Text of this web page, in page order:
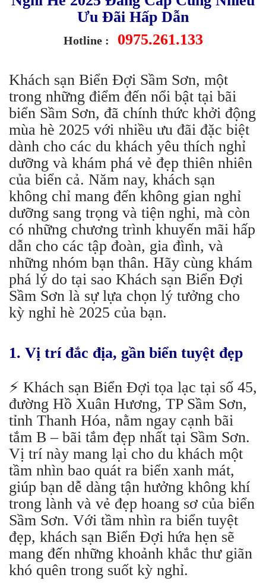
Ưu Đãi Hấp Dẫn
Hotline : 0975.261.133
Khách sạn Biển Đợi Sầm Sơn, một
trong những điểm đến nổi bật tại bãi
biển Sầm Sơn, đã chính thức khởi động
mùa hè 2025 với nhiều ưu đãi đặc biệt
dành cho các du khách yêu thích nghỉ
dưỡng và khám phá vẻ đẹp thiên nhiên
của biển cả. Năm nay, khách sạn
không chỉ mang đến không gian nghỉ
dưỡng sang trọng và tiện nghi, mà còn
có những chương trình khuyến mãi hấp
dẫn cho các tập đoàn, gia đình, và
những nhóm bạn thân. Hãy cùng khám
phá lý do tại sao Khách sạn Biển Đợi
Sầm Sơn là sự lựa chọn lý tưởng cho
kỳ nghỉ hè 2025 của bạn.
1. Vị trí đắc địa, gần biển tuyệt đẹp
⚡️ Khách sạn Biển Đợi tọa lạc tại số 45,
đường Hồ Xuân Hương, TP Sầm Sơn,
tỉnh Thanh Hóa, nằm ngay cạnh bãi
tắm B – bãi tắm đẹp nhất tại Sầm Sơn.
Vị trí này mang lại cho du khách một
tầm nhìn bao quát ra biển xanh mát,
giúp bạn dễ dàng tận hưởng không khí
trong lành và vẻ đẹp hoang sơ của biển
Sầm Sơn. Với tầm nhìn ra biển tuyệt
đẹp, khách sạn Biển Đợi hứa hẹn sẽ
mang đến những khoảnh khắc thư giãn
khó quên trong suốt kỳ nghỉ.